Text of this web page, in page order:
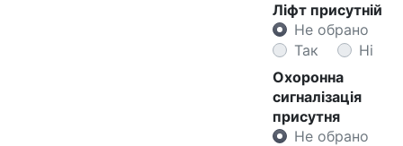
Ліфт присутній
Не обрано
Так
Ні
Охоронна
сигналізація
присутня
Не обрано